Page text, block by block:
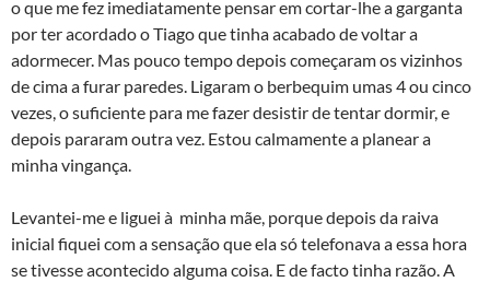
o que me fez imediatamente pensar em cortar-lhe a garganta
por ter acordado o Tiago que tinha acabado de voltar a
adormecer. Mas pouco tempo depois começaram os vizinhos
de cima a furar paredes. Ligaram o berbequim umas 4 ou cinco
vezes, o suficiente para me fazer desistir de tentar dormir, e
depois pararam outra vez. Estou calmamente a planear a
minha vingança.
Levantei-me e liguei à minha mãe, porque depois da raiva
inicial fiquei com a sensação que ela só telefonava a essa hora
se tivesse acontecido alguma coisa. E de facto tinha razão. A